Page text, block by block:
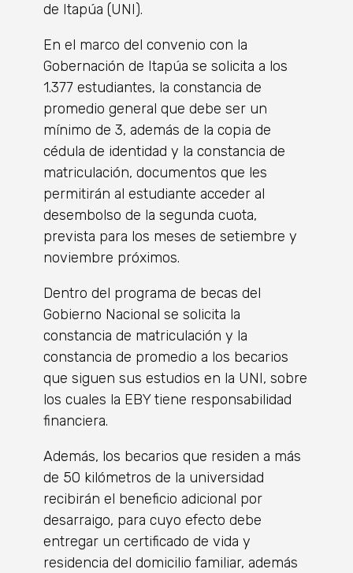
de Itapúa (UNI).
En el marco del convenio con la
Gobernación de Itapúa se solicita a los
1.377 estudiantes, la constancia de
promedio general que debe ser un
mínimo de 3, además de la copia de
cédula de identidad y la constancia de
matriculación, documentos que les
permitirán al estudiante acceder al
desembolso de la segunda cuota,
prevista para los meses de setiembre y
noviembre próximos.
Dentro del programa de becas del
Gobierno Nacional se solicita la
constancia de matriculación y la
constancia de promedio a los becarios
que siguen sus estudios en la UNI, sobre
los cuales la EBY tiene responsabilidad
financiera.
Además, los becarios que residen a más
de 50 kilómetros de la universidad
recibirán el beneficio adicional por
desarraigo, para cuyo efecto debe
entregar un certificado de vida y
residencia del domicilio familiar, además